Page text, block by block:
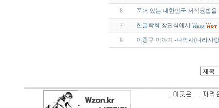
8 죽어 있는 대한민국 저작권법
7 한글학회 창단식에서
6 이종구 이야기 -나막사(나라사